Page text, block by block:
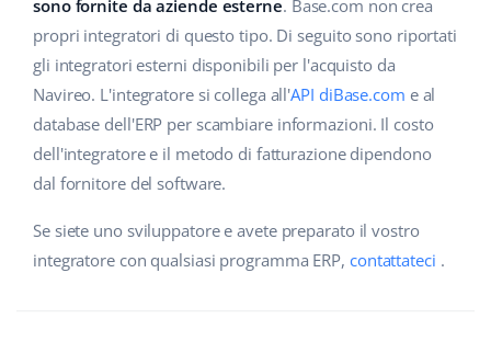
Gestione Spedizioni
Workflow Automation
Base Connect
AI per l'e-commerce
Prodotti per bambini
Elettronica
Automotive
Salute e bellezza
Centro Assistenza
Academy
Blog
Servizi
Audit dell'account
english (GB)
english (IN)
čeština
deutsch
Ελληνικά
sono fornite da aziende esterne. Base.com non crea
propri integratori di questo tipo. Di seguito sono riportati
gli integratori esterni disponibili per l'acquisto da
Navireo. L'integratore si collega all'API diBase.com e al
database dell'ERP per scambiare informazioni. Il costo
dell'integratore e il metodo di fatturazione dipendono
dal fornitore del software.
Se siete uno sviluppatore e avete preparato il vostro
integratore con qualsiasi programma ERP, contattateci .